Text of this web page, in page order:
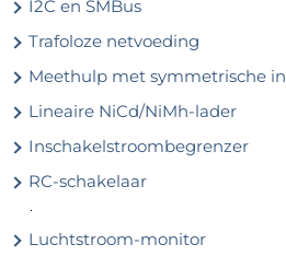
I2C en SMBus
Trafoloze netvoeding
Meethulp met symmetrische
Lineaire NiCd/NiMh-lader
Inschakelstroombegrenzer
RC-schakelaar
.
Luchtstroom-monitor